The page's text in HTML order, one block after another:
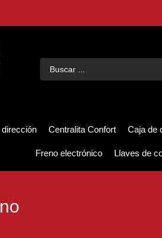
dirección Centralita Confort Caja de
Freno electrónico Llaves de